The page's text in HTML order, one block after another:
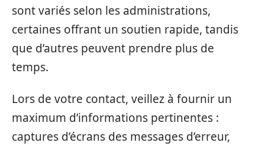
sont variés selon les administrations,
certaines offrant un soutien rapide, tandis
que d’autres peuvent prendre plus de
temps.
Lors de votre contact, veillez à fournir un
maximum d’informations pertinentes :
captures d’écrans des messages d’erreur,